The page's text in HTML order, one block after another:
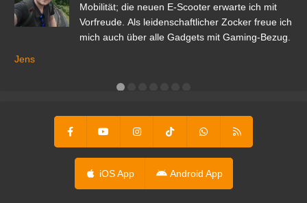
Mobilität; die neuen E-Scooter erwarte ich mit
Vorfreude. Als leidenschaftlicher Zocker freue ich
mich auch über alle Gadgets mit Gaming-Bezug.
Jens
iOS App Android App